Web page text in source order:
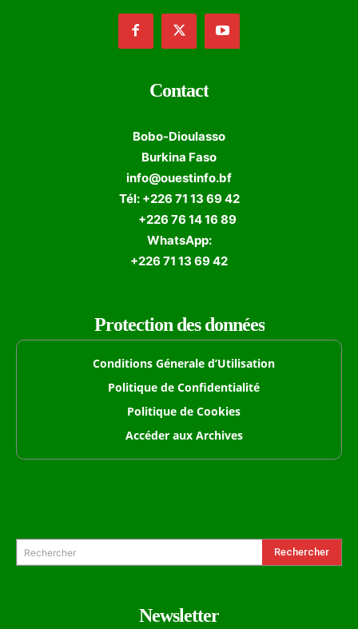
Contact
Bobo-Dioulasso
Burkina Faso
info@ouestinfo.bf
Tél: +226 71 13 69 42
+226 76 14 16 89
WhatsApp:
+226 71 13 69 42
Protection des données
Conditions Génerale d’Utilisation
Politique de Confidentialité
Politique de Cookies
Accéder aux Archives
Rechercher Rechercher
Newsletter